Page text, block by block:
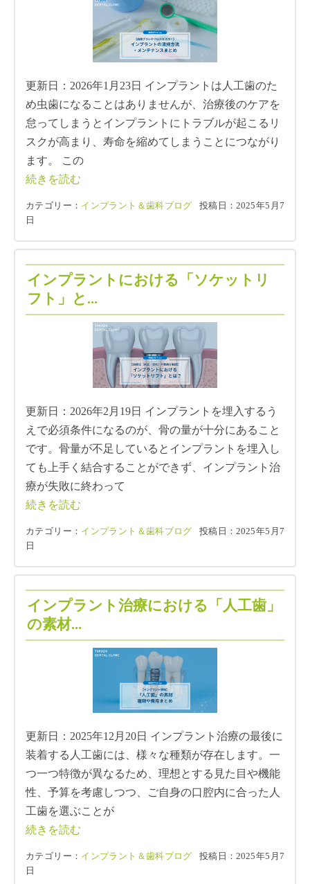
更新日：2026年1月23日 インプラントは人工歯のた
め虫歯になることはありませんが、治療後のケアを
怠ってしまうとインプラントにトラブルが起こるリ
スクが高まり、寿命を縮めてしまうことにつながり
ます。 この
続きを読む
カテゴリー： インプラント＆歯科ブログ 投稿日：2025年5月7
日
インプラントにおける「ソケットリ
フト」と...
更新日：2026年2月19日 インプラントを埋入するう
えで必須条件になるのが、骨の量が十分にあること
です。骨量が不足しているとインプラントを埋入し
ても上手く結合することができず、インプラント治
療が失敗に終わって
続きを読む
カテゴリー： インプラント＆歯科ブログ 投稿日：2025年5月7
日
インプラント治療における「人工歯」
の素材...
更新日：2025年12月20日 インプラント治療の最後に
装着する人工歯には、様々な種類が存在します。一
つ一つ特徴が異なるため、理想とする見た目や機能
性、予算を考慮しつつ、ご自身の口腔内に合った人
工歯を選ぶことが
続きを読む
カテゴリー： インプラント＆歯科ブログ 投稿日：2025年5月7
日